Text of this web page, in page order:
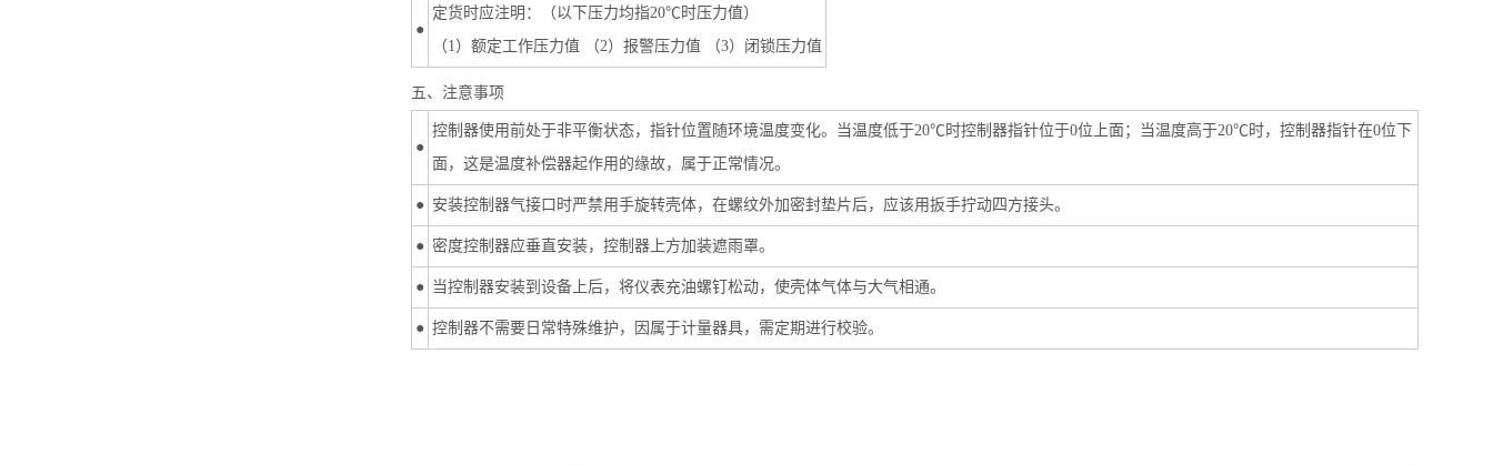
●
定货时应注明：（以下压力均指20℃时压力值）
（1）额定工作压力值 （2）报警压力值 （3）闭锁压力值
五、注意事项
●
控制器使用前处于非平衡状态，指针位置随环境温度变化。当温度低于20℃时控制器指针位于0位上面；当温度高于20℃时，控制器指针在0位下
面，这是温度补偿器起作用的缘故，属于正常情况。
● 安装控制器气接口时严禁用手旋转壳体，在螺纹外加密封垫片后，应该用扳手拧动四方接头。
● 密度控制器应垂直安装，控制器上方加装遮雨罩。
● 当控制器安装到设备上后，将仪表充油螺钉松动，使壳体气体与大气相通。
● 控制器不需要日常特殊维护，因属于计量器具，需定期进行校验。